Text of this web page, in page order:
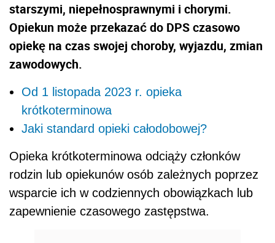
starszymi, niepełnosprawnymi i chorymi.
Opiekun może przekazać do DPS czasowo
opiekę na czas swojej choroby, wyjazdu, zmian
zawodowych.
Od 1 listopada 2023 r. opieka
krótkoterminowa
Jaki standard opieki całodobowej?
Opieka krótkoterminowa odciąży członków
rodzin lub opiekunów osób zależnych poprzez
wsparcie ich w codziennych obowiązkach lub
zapewnienie czasowego zastępstwa.